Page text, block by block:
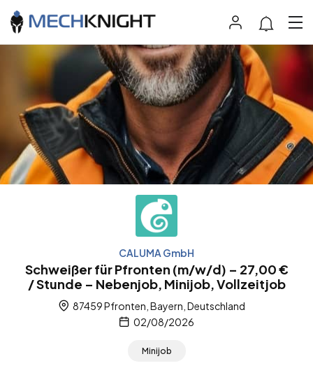
CALUMA GmbH
Schweißer für Pfronten (m/w/d) – 27,00 €
/ Stunde – Nebenjob, Minijob, Vollzeitjob
87459 Pfronten, Bayern, Deutschland
02/08/2026
Minijob